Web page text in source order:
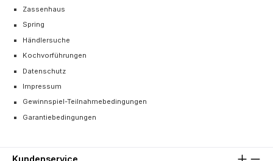
Zassenhaus
Spring
Händlersuche
Kochvorführungen
Datenschutz
Impressum
Gewinnspiel-Teilnahmebedingungen
Garantiebedingungen
Kundenservice